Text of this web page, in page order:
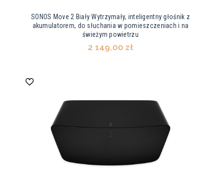
SONOS Move 2 Biały Wytrzymały, inteligentny głośnik z
akumulatorem, do słuchania w pomieszczeniach i na
świeżym powietrzu
2 149,00 zł